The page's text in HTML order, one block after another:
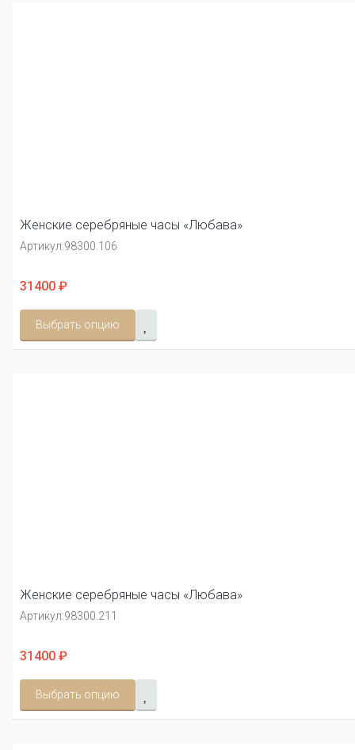
Женские серебряные часы «Любава»
Артикул:98300.106
31400 ₽
Выбрать опцию
Женские серебряные часы «Любава»
Артикул:98300.211
31400 ₽
Выбрать опцию